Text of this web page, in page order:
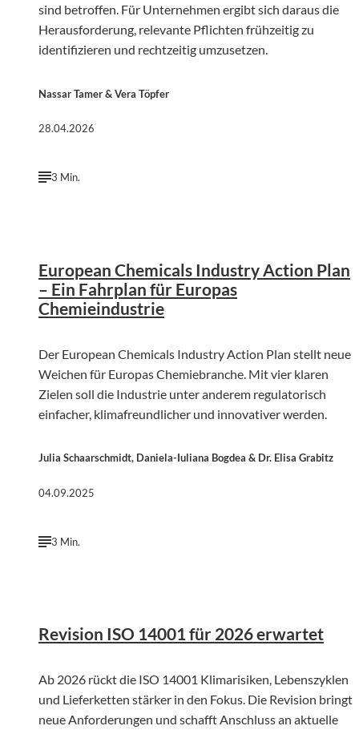
sind betroffen. Für Unternehmen ergibt sich daraus die
Herausforderung, relevante Pflichten frühzeitig zu
identifizieren und rechtzeitig umzusetzen.
Nassar Tamer & Vera Töpfer
28.04.2026
3 Min.
European Chemicals Industry Action Plan
– Ein Fahrplan für Europas
Chemieindustrie
Der European Chemicals Industry Action Plan stellt neue
Weichen für Europas Chemiebranche. Mit vier klaren
Zielen soll die Industrie unter anderem regulatorisch
einfacher, klimafreundlicher und innovativer werden.
Julia Schaarschmidt, Daniela-Iuliana Bogdea & Dr. Elisa Grabitz
04.09.2025
3 Min.
Revision ISO 14001 für 2026 erwartet
Ab 2026 rückt die ISO 14001 Klimarisiken, Lebenszyklen
und Lieferketten stärker in den Fokus. Die Revision bringt
neue Anforderungen und schafft Anschluss an aktuelle